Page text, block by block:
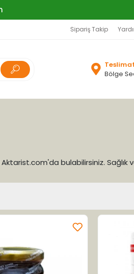
Sipariş Takip
Teslimat
Bölge
bulabilirsiniz.